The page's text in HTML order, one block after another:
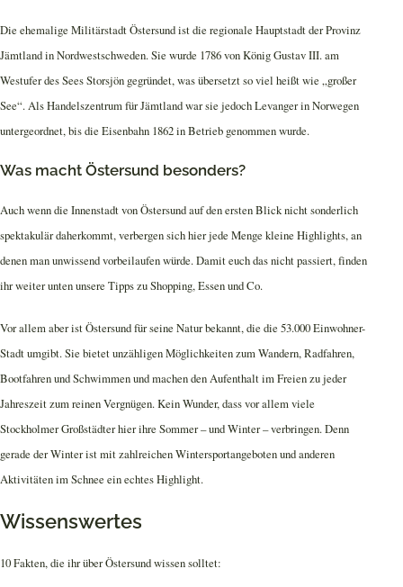
Die ehemalige Militärstadt Östersund ist die regionale Hauptstadt der Provinz
Jämtland in Nordwestschweden. Sie wurde 1786 von König Gustav III. am
Westufer des Sees Storsjön gegründet, was übersetzt so viel heißt wie „großer
See“. Als Handelszentrum für Jämtland war sie jedoch Levanger in Norwegen
untergeordnet, bis die Eisenbahn 1862 in Betrieb genommen wurde.
Was macht Östersund besonders?
Auch wenn die Innenstadt von Östersund auf den ersten Blick nicht sonderlich
spektakulär daherkommt, verbergen sich hier jede Menge kleine Highlights, an
denen man unwissend vorbeilaufen würde. Damit euch das nicht passiert, finden
ihr weiter unten unsere Tipps zu Shopping, Essen und Co.
Vor allem aber ist Östersund für seine Natur bekannt, die die 53.000 Einwohner-
Stadt umgibt. Sie bietet unzähligen Möglichkeiten zum Wandern, Radfahren,
Bootfahren und Schwimmen und machen den Aufenthalt im Freien zu jeder
Jahreszeit zum reinen Vergnügen. Kein Wunder, dass vor allem viele
Stockholmer Großstädter hier ihre Sommer – und Winter – verbringen. Denn
gerade der Winter ist mit zahlreichen Wintersportangeboten und anderen
Aktivitäten im Schnee ein echtes Highlight.
Wissenswertes
10 Fakten, die ihr über Östersund wissen solltet: